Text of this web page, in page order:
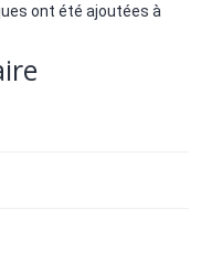
ont été ajoutées à